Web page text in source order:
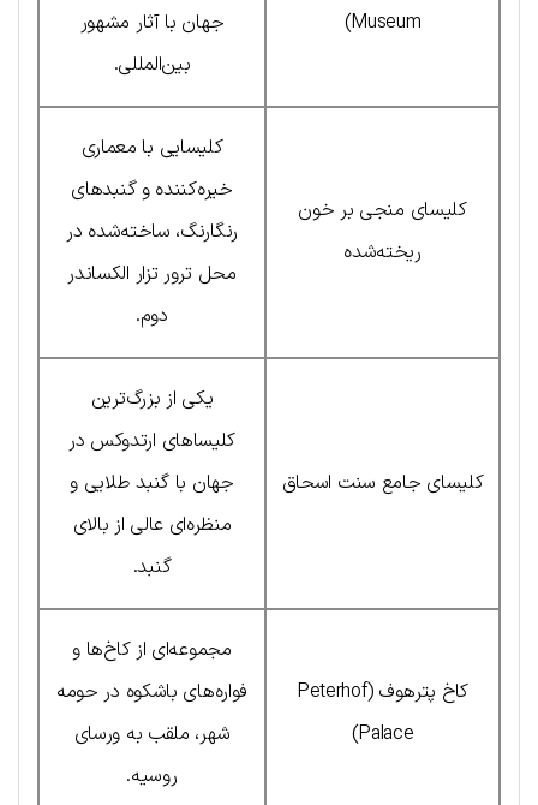
Museum)
جهان با آثار مشهور
بین‌المللی.
کلیسای منجی بر خون
ریخته‌شده
کلیسایی با معماری
خیره‌کننده و گنبدهای
رنگارنگ، ساخته‌شده در
محل ترور تزار الکساندر
دوم.
کلیسای جامع سنت اسحاق
یکی از بزرگ‌ترین
کلیساهای ارتدوکس در
جهان با گنبد طلایی و
منظره‌ای عالی از بالای
گنبد.
کاخ پترهوف (Peterhof
Palace)
مجموعه‌ای از کاخ‌ها و
فواره‌های باشکوه در حومه
شهر، ملقب به ورسای
روسیه.